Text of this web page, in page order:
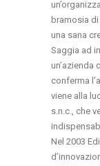
bramosia
una sana
Saggia ad
un’azienda
conferma
viene alla
s.n.c., che
Nel 2003